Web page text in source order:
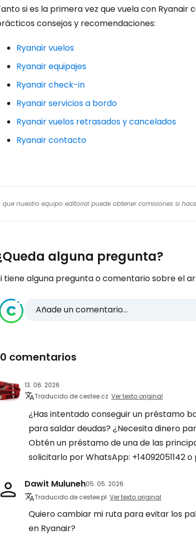
si es la primera vez que vuela con Ryanair
consejos y recomendaciones:
Ryanair vuelos
Ryanair equipajes
Ryanair check-in
Ryanair servicios a bordo
Ryanair vuelos retrasados y cancelados
Ryanair contacto
nuestro equipo editorial puede obtener comisiones si
alguna pregunta?
tiene alguna pregunta o comentario sobre el
Añade un comentario...
comentarios
13. 06. 2026
Traducido de cestee.cz Ver texto original
¿Has intentado conseguir un préstamo
para saldar deudas? ¿Necesita dinero
Obtén un préstamo de una de las
solicitarlo por WhatsApp: +14092051142
Dawit Muluneh05. 05. 2026
Traducido de cestee.pl Ver texto original
Quiero cambiar mi ruta para evitar los
en Ryanair?